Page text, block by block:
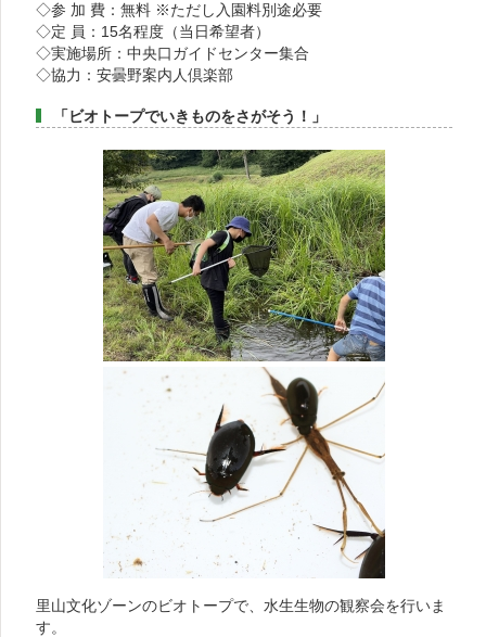
◇参 加 費：無料 ※ただし入園料別途必要
◇定 員：15名程度（当日希望者）
◇実施場所：中央口ガイドセンター集合
◇協力：安曇野案内人倶楽部
「ビオトープでいきものをさがそう！」
里山文化ゾーンのビオトープで、水生生物の観察会を行いま
す。